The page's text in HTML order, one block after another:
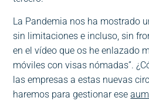
La Pandemia nos ha mostrado
sin limitaciones e incluso, sin
en el vídeo que os he enlazado
móviles con visas nómadas”.
las empresas a estas nuevas
haremos para gestionar ese